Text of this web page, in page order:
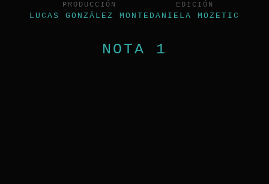
PRODUCCIÓN
LUCAS GONZÁLEZ MONTE
EDICIÓN
DANIELA MOZETIC
NOTA 1